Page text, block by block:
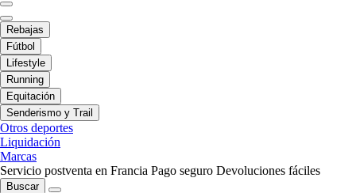
Rebajas
Fútbol
Lifestyle
Running
Equitación
Senderismo y Trail
Otros deportes
Liquidación
Marcas
Servicio postventa en Francia Pago seguro Devoluciones fáciles
Buscar